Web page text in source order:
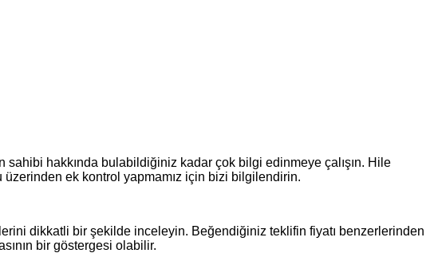
hakkında bulabildiğiniz kadar çok bilgi edinmeye çalışın. Hile
ek kontrol yapmamız için bizi bilgilendirin.
dikkatli bir şekilde inceleyin. Beğendiğiniz teklifin fiyatı benzerlerinden
bir göstergesi olabilir.